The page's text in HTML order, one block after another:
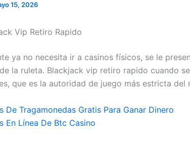
15, 2026
Vip Retiro Rapido
ya no necesita ir a casinos físicos, se le
la ruleta. Blackjack vip retiro rapido cuando
que es la autoridad de juego más estricta del
De Tragamonedas Gratis Para Ganar Dinero
En Línea De Btc Casino